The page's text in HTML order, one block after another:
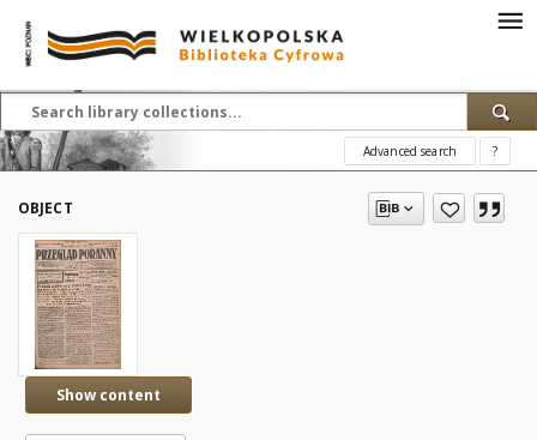
Advanced search ?
OBJECT
Show content